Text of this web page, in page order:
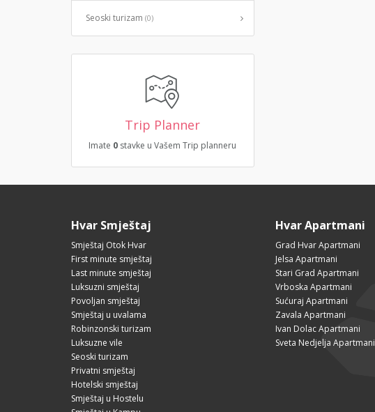
Seoski turizam (0)
Trip Planner
Imate 0 stavke u Vašem Trip planneru
Hvar Smještaj
Smještaj Otok Hvar
First minute smještaj
Last minute smještaj
Luksuzni smještaj
Povoljan smještaj
Smještaj u uvalama
Robinzonski turizam
Luksuzne vile
Seoski turizam
Privatni smještaj
Hotelski smještaj
Smještaj u Hostelu
Hvar Apartmani
Grad Hvar Apartmani
Jelsa Apartmani
Stari Grad Apartmani
Vrboska Apartmani
Sućuraj Apartmani
Zavala Apartmani
Ivan Dolac Apartmani
Sveta Nedjelja Apartmani